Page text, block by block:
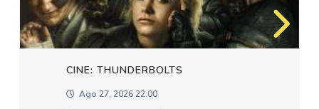
CINE: THUNDERBOLTS
Ago 27, 2026 22:00